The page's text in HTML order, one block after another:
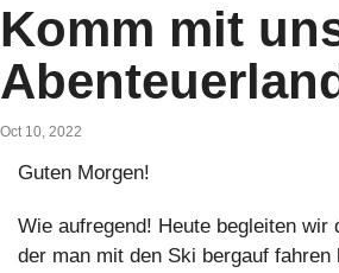
Komm mit
Oct 10, 2022
Guten Morgen!
Wie aufregend! Heute begleiten wir
der man mit den Ski bergauf fahren